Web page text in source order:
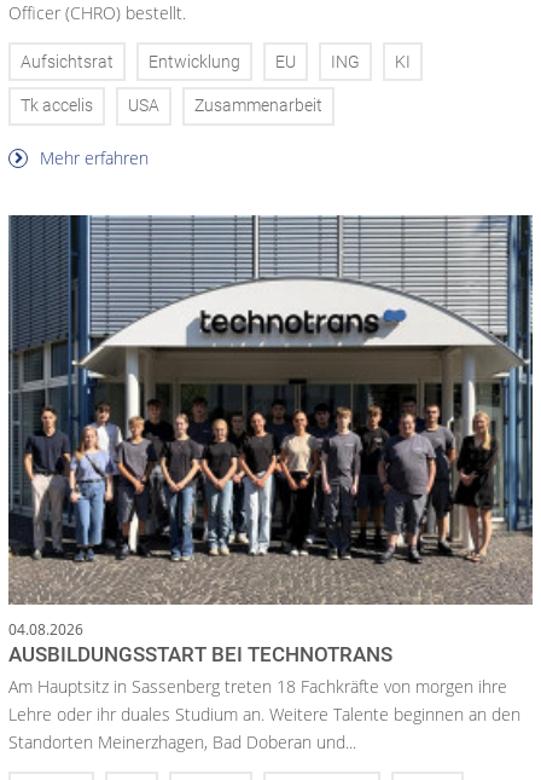
Officer (CHRO) bestellt.
Aufsichtsrat Entwicklung EU ING KI
Tk accelis USA Zusammenarbeit
Mehr erfahren
04.08.2026
AUSBILDUNGSSTART BEI TECHNOTRANS
Am Hauptsitz in Sassenberg treten 18 Fachkräfte von morgen ihre
Lehre oder ihr duales Studium an. Weitere Talente beginnen an den
Standorten Meinerzhagen, Bad Doberan und...